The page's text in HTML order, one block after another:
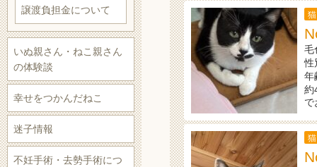
毛
性
年
約
譲渡負担金について
いぬ親さん・ねこ親さん
の体験談
幸せをつかんだねこ
迷子情報
不妊手術・去勢手術につ